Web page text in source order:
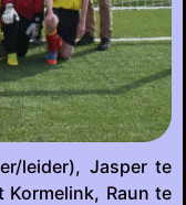
leider), Jasper te
Kormelink, Raun te